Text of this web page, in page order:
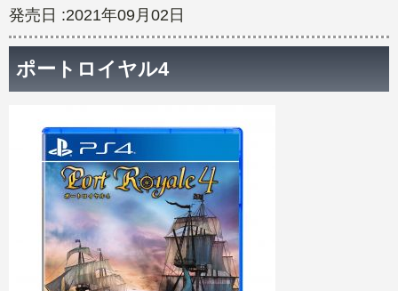
発売日 :2021年09月02日
ポートロイヤル4